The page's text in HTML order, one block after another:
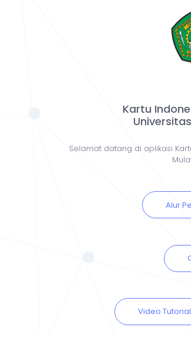
Kartu
Selamat datang di aplikasi
Alur
Video